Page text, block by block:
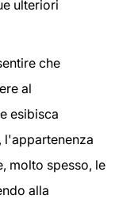
ulteriori
che
al
esibisca
l'appartenenza
molto spesso, le
alla